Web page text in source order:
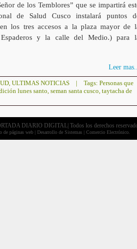
de los Temblores” que se impartirá
de Salud Cusco instalará puntos
los tres accesos a la plaza mayor de
y la calle del Medio.) para
Leer mas...
, ULTIMAS NOTICIAS | Tags: Personas que
lunes santo seman santa cusco taytacha de
DIARIO DIGITAL| Todos los derechos
de páginas web | Desarrollo de Sistemas | Comercio Electrónico.